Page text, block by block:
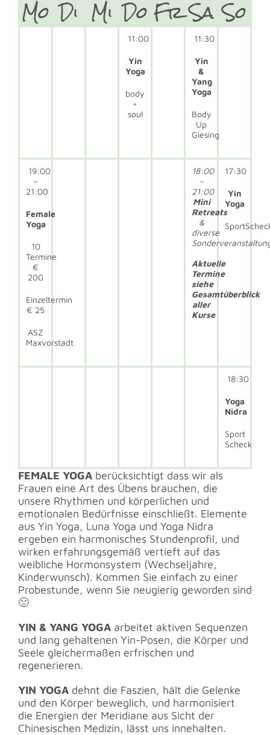
Mo Di Mi DoFrSa So
11:00
Yin
Yoga
body
+
soul
11:30
Yin
&
Yang
Yoga
Body
Up
Giesing
19:00
–
21:00
Female
Yoga
10
Termine
€
200
Einzeltermin
€ 25
ASZ
Maxvorstadt
18:00
–
21:00
Mini
Retreats
&
diverse
Aktuelle
Termine
siehe
Gesamtüberblick
aller
Kurse
17:30
Yin
Yoga
18:30
Yoga
Nidra
Sport
Scheck
FEMALE YOGA berücksichtigt dass wir als
Frauen eine Art des Übens brauchen, die
unsere Rhythmen und körperlichen und
emotionalen Bedürfnisse einschließt. Elemente
aus Yin Yoga, Luna Yoga und Yoga Nidra
ergeben ein harmonisches Stundenprofil, und
wirken erfahrungsgemäß vertieft auf das
weibliche Hormonsystem (Wechseljahre,
Kinderwunsch). Kommen Sie einfach zu einer
Probestunde, wenn Sie neugierig geworden sind
🙂
YIN & YANG YOGA arbeitet aktiven Sequenzen
und lang gehaltenen Yin-Posen, die Körper und
Seele gleichermaßen erfrischen und
regenerieren.
YIN YOGA dehnt die Faszien, hält die Gelenke
und den Körper beweglich, und harmonisiert
die Energien der Meridiane aus Sicht der
Chinesischen Medizin, lässt uns innehalten.